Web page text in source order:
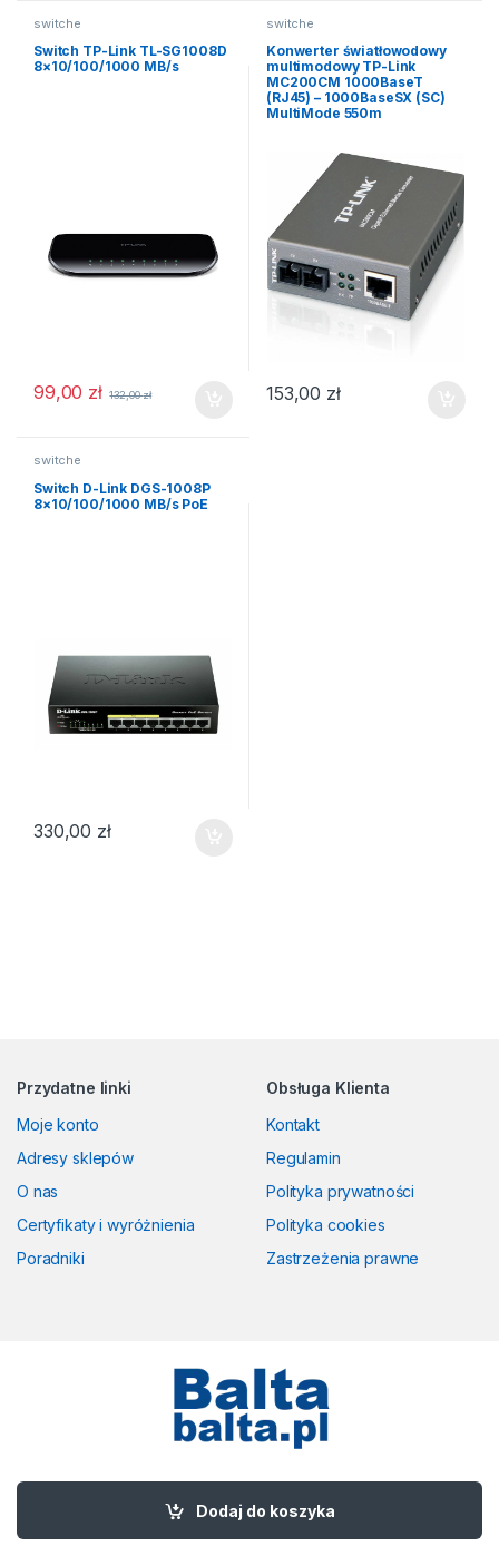
Dodaj do koszyka
switche
Switch TP-Link TL-SG1008D
8×10/100/1000 MB/s
99,00 zł 132,00zł
switche
Konwerter światłowodowy
multimodowy TP-Link
MC200CM 1000BaseT
(RJ45) – 1000BaseSX (SC)
MultiMode 550m
153,00 zł
switche
Switch D-Link DGS-1008P
8×10/100/1000 MB/s PoE
330,00 zł
Przydatne linki
Moje konto
Adresy sklepów
O nas
Certyfikaty i wyróżnienia
Poradniki
Obsługa Klienta
Kontakt
Regulamin
Polityka prywatności
Polityka cookies
Zastrzeżenia prawne
Masz pytania? Zadzwoń!
58 524 50 00